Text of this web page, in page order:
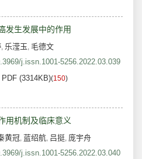
发生发展中的作用
, 乐滢玉, 毛德文
j.issn.1001-5256.2022.03.039
PDF (3314KB)(150)
用机制及临床意义
黄冠, 蓝绍航, 吕挺, 庞宇舟
j.issn.1001-5256.2022.03.040